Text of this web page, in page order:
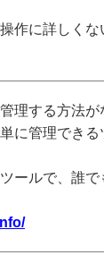
作に詳しくな
理する方法が
に管理できる
ールで、誰